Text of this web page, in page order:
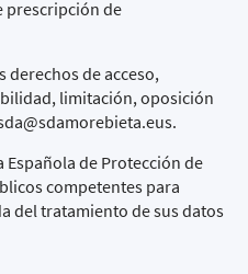
prescripción de
derechos de acceso,
limitación, oposición
.
Española de Protección de
competentes para
del tratamiento de sus datos